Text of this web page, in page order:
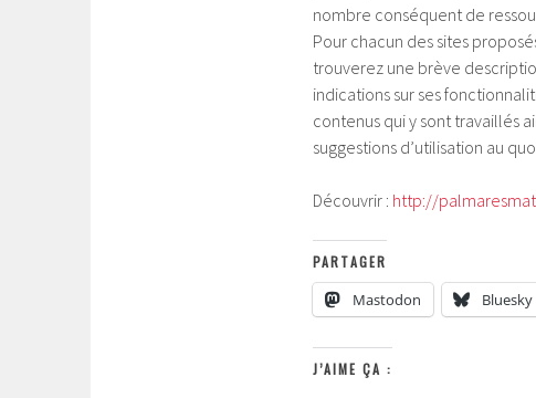
nombre conséquent de
Pour chacun des sites
trouverez une brève
indications sur ses
contenus qui y sont travaillés
suggestions d’utilisation au
Découvrir : http://
PARTAGER
Mastodon Bluesky
J’AIME ÇA :